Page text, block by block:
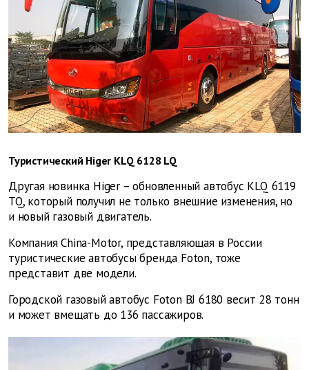
Туристический Higer KLQ 6128 LQ
Другая новинка Higer – обновленный автобус KLQ 6119
TQ, который получил не только внешние изменения, но
и новый газовый двигатель.
Компания China-Motor, представляющая в России
туристические автобусы бренда Foton, тоже
представит две модели.
Городской газовый автобус Foton BJ 6180 весит 28 тонн
и может вмещать до 136 пассажиров.